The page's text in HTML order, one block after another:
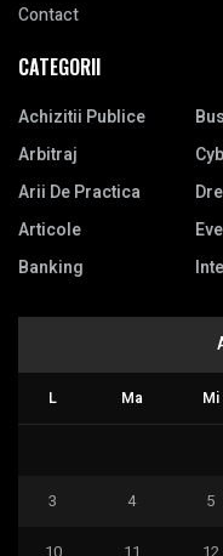
Contact
CATEGORII
Achizitii Publice
Arbitraj
Arii De Practica
Articole
Banking
L Ma Mi
3 4 5